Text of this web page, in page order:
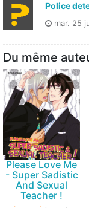
Police
mar. 25
Du même
Please Love Me
- Super Sadistic
And Sexual
Teacher !